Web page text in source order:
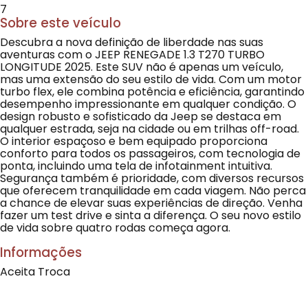
7
Sobre este veículo
Descubra a nova definição de liberdade nas suas
aventuras com o JEEP RENEGADE 1.3 T270 TURBO
LONGITUDE 2025. Este SUV não é apenas um veículo,
mas uma extensão do seu estilo de vida. Com um motor
turbo flex, ele combina potência e eficiência, garantindo
desempenho impressionante em qualquer condição. O
design robusto e sofisticado da Jeep se destaca em
qualquer estrada, seja na cidade ou em trilhas off-road.
O interior espaçoso e bem equipado proporciona
conforto para todos os passageiros, com tecnologia de
ponta, incluindo uma tela de infotainment intuitiva.
Segurança também é prioridade, com diversos recursos
que oferecem tranquilidade em cada viagem. Não perca
a chance de elevar suas experiências de direção. Venha
fazer um test drive e sinta a diferença. O seu novo estilo
de vida sobre quatro rodas começa agora.
Informações
Aceita Troca